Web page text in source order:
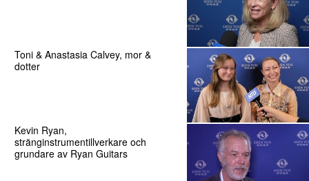
Toni & Anastasia Calvey, mor &
dotter
Kevin Ryan,
stränginstrumentillverkare och
grundare av Ryan Guitars